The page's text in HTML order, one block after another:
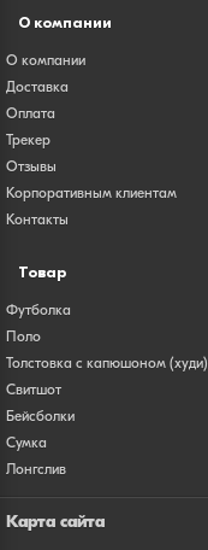
О компании
О компании
Доставка
Оплата
Трекер
Отзывы
Корпоративным клиентам
Контакты
Товар
Футболка
Поло
Толстовка с капюшоном (худи)
Свитшот
Бейсболки
Сумка
Лонгслив
Карта сайта